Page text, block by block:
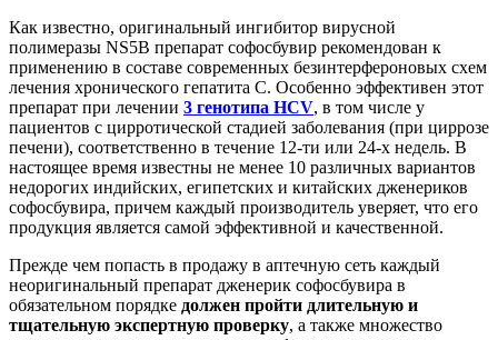
Как известно, оригинальный ингибитор вирусной
полимеразы NS5B препарат софосбувир рекомендован к
применению в составе современных безинтерфероновых схем
лечения хронического гепатита С. Особенно эффективен этот
препарат при лечении 3 генотипа HCV, в том числе у
пациентов с цирротической стадией заболевания (при циррозе
печени), соответственно в течение 12-ти или 24-х недель. В
настоящее время известны не менее 10 различных вариантов
недорогих индийских, египетских и китайских дженериков
софосбувира, причем каждый производитель уверяет, что его
продукция является самой эффективной и качественной.
Прежде чем попасть в продажу в аптечную сеть каждый
неоригинальный препарат дженерик софосбувира в
обязательном порядке должен пройти длительную и
тщательную экспертную проверку, а также множество